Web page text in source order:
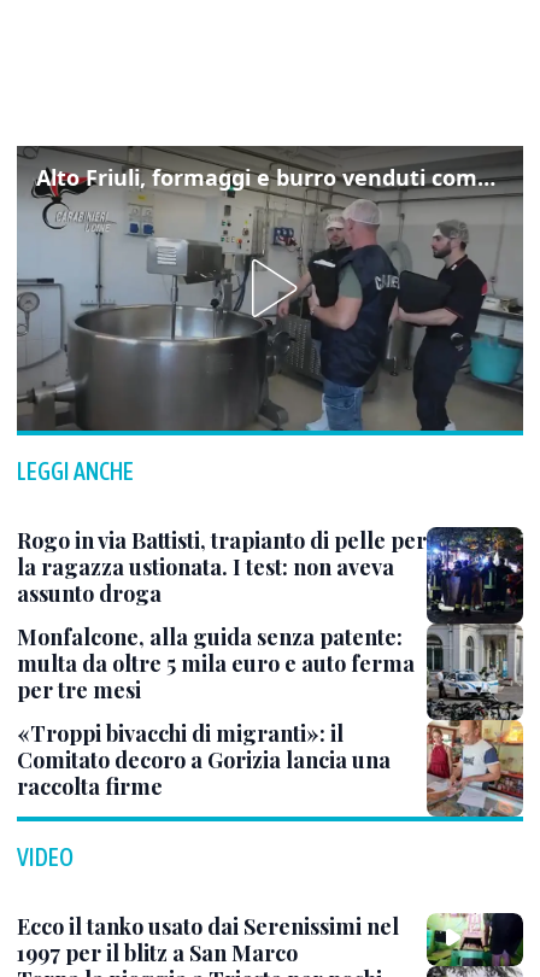
Alto Friuli, formaggi e burro venduti come locali: nei prodotti latte da fuori regione e dall’estero
LEGGI ANCHE
Rogo in via Battisti, trapianto di pelle per
la ragazza ustionata. I test: non aveva
assunto droga
Monfalcone, alla guida senza patente:
multa da oltre 5 mila euro e auto ferma
per tre mesi
«Troppi bivacchi di migranti»: il
Comitato decoro a Gorizia lancia una
raccolta firme
VIDEO
Ecco il tanko usato dai Serenissimi nel
1997 per il blitz a San Marco